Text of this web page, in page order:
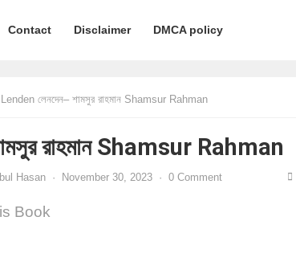
Contact Disclaimer DMCA policy
Lenden লেনদেন– শামসুর রাহমান Shamsur Rahman
রাহমান Shamsur Rahman
Hasan · November 30, 2023 · 0 Comment
Book